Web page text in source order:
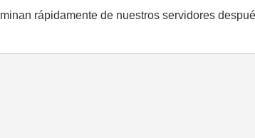
rápidamente de nuestros servidores